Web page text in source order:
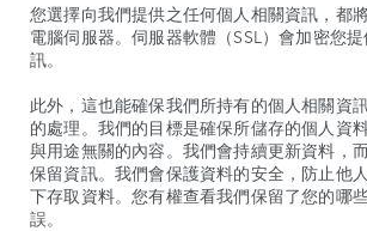
您選擇向我們提供之任何個人相關資訊，都
電腦伺服器。伺服器軟體（SSL）會加密您
訊。
此外，這也能確保我們所持有的個人相關資
的處理。我們的目標是確保所儲存的個人資
與用途無關的內容。我們會持續更新資料，
保留資訊。我們會保護資料的安全，防止他
下存取資料。您有權查看我們保留了您的哪
誤。